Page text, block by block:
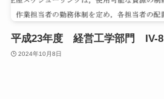
平成23年度 経営工学部門 IV-8
2024年10月8日